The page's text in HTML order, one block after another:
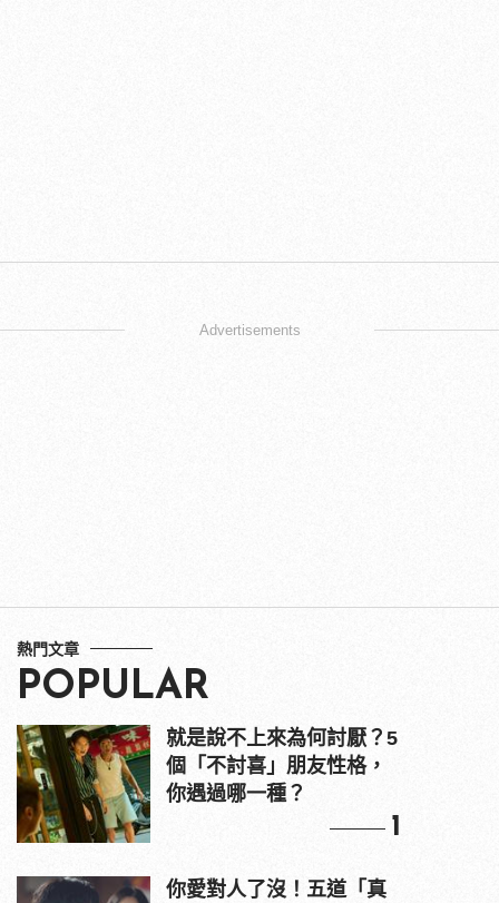
Advertisements
熱門文章
POPULAR
就是說不上來為何討厭？5
個「不討喜」朋友性格，
你遇過哪一種？
1
你愛對人了沒！五道「真